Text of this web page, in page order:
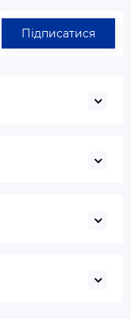
Підписатися